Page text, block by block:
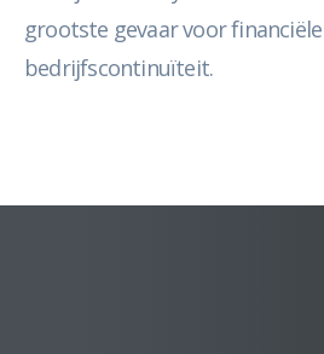
grootste gevaar voor
bedrijfscontinuïteit.